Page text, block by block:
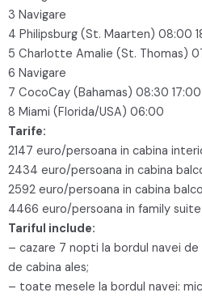
3 Navigare
4 Philipsburg (St. Maarten) 08:00
5 Charlotte Amalie (St. Thomas)
6 Navigare
7 CocoCay (Bahamas) 08:30 17:00
8 Miami (Florida/USA) 06:00
Tarife:
2147 euro/persoana in cabina
2434 euro/persoana in cabina
2592 euro/persoana in cabina
4466 euro/persoana in family suite
Tariful include:
– cazare 7 nopti la bordul navei
de cabina ales;
– toate mesele la bordul navei: